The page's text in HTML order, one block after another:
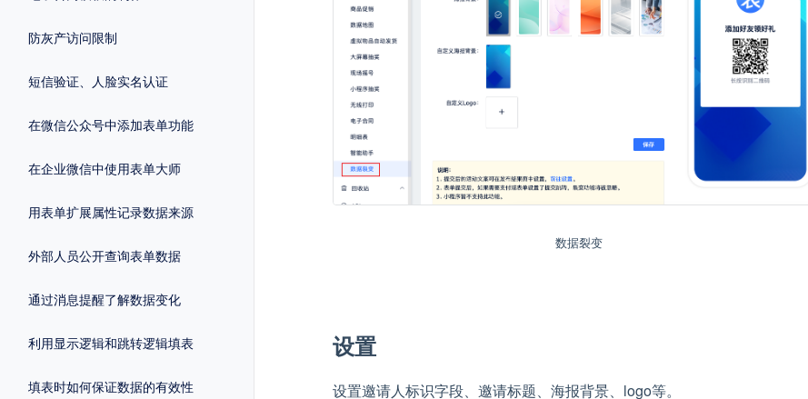
防灰产访问限制
短信验证、人脸实名认证
在微信公众号中添加表单功能
在企业微信中使用表单大师
用表单扩展属性记录数据来源
外部人员公开查询表单数据
通过消息提醒了解数据变化
利用显示逻辑和跳转逻辑填表
填表时如何保证数据的有效性
数据裂变
设置
设置邀请人标识字段、邀请标题、海报背景、logo等。